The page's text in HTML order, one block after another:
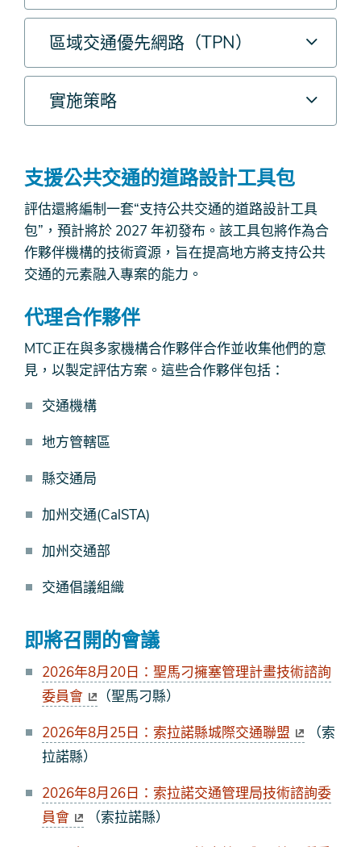
區域交通優先網路（TPN）
實施策略
支援公共交通的道路設計工具包
評估還將編制一套“支持公共交通的道路設計工具
包”，預計將於 2027 年初發布。該工具包將作為合
作夥伴機構的技術資源，旨在提高地方將支持公共
交通的元素融入專案的能力。
代理合作夥伴
MTC正在與多家機構合作夥伴合作並收集他們的意
見，以製定評估方案。這些合作夥伴包括：
交通機構
地方管轄區
縣交通局
加州交通(CalSTA)
加州交通部
交通倡議組織
即將召開的會議
2026年8月20日：聖馬刁擁塞管理計畫技術諮詢
委員會
（聖馬刁縣）
2026年8月25日：索拉諾縣城際交通聯盟
（索
拉諾縣）
2026年8月26日：索拉諾交通管理局技術諮詢委
員會
（索拉諾縣）